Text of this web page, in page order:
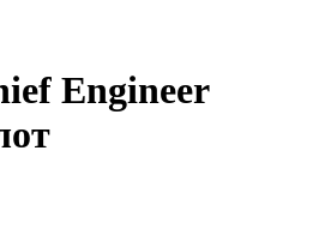
Engineer